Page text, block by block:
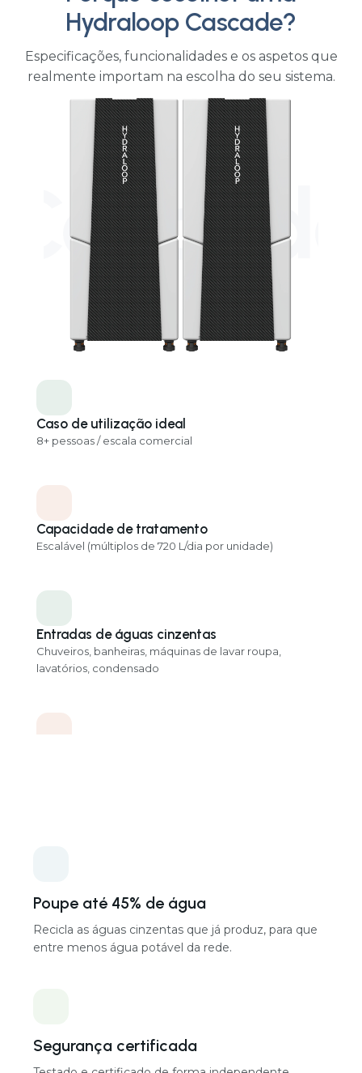
Mauna Kea Beach
Hotel
HOTELARIA
Porquê escolher uma
Hydraloop Cascade?
Especificações, funcionalidades e os aspetos que
realmente importam na escolha do seu sistema.
8+ pessoas / escala comercial
Saídas de reutilização
Dimensões por unidade